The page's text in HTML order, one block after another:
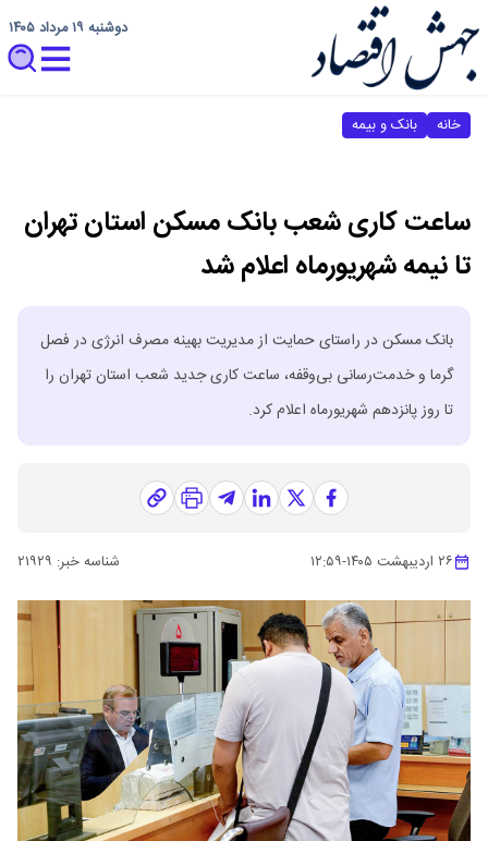
دوشنبه ۱۹ مرداد ۱۴۰۵
خانه بانک و بیمه
ساعت کاری شعب بانک مسکن استان تهران
تا نیمه شهریورماه اعلام شد
بانک مسکن در راستای حمایت از مدیریت بهینه مصرف انرژی در فصل
گرما و خدمت‌رسانی بی‌وقفه، ساعت کاری جدید شعب استان تهران را
تا روز پانزدهم شهریورماه اعلام کرد.
۲۶ اردیبهشت ۱۴۰۵ -۱۲:۵۹ شناسه خبر: ۲۱۹۲۹